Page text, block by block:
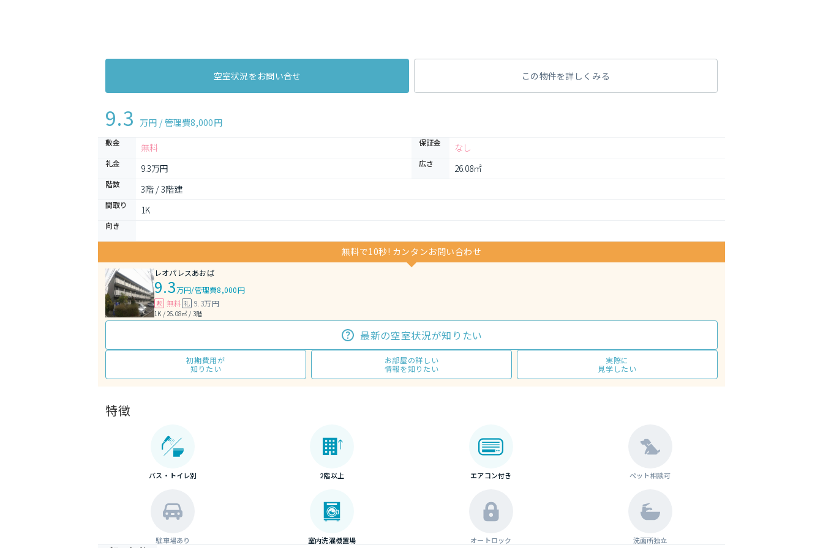
空室状況をお問い合せ この物件を詳しくみる
9.3 万円 / 管理費8,000円
敷金 無料 保証金 なし
礼金 9.3万円 広さ 26.08㎡
階数 3階 / 3階建
間取り 1K
向き
無料で10秒! カンタンお問い合わせ
レオパレスあおば
9.3万円/管理費8,000円
敷 無料 礼 9.3万円
1K / 26.08㎡ / 3階
最新の空室状況が知りたい
初期費用が
知りたい
お部屋の詳しい
情報を知りたい
実際に
見学したい
特徴
バス・トイレ別 2階以上 エアコン付き ペット相談可
駐車場あり 室内洗濯機置場 オートロック 洗面所独立